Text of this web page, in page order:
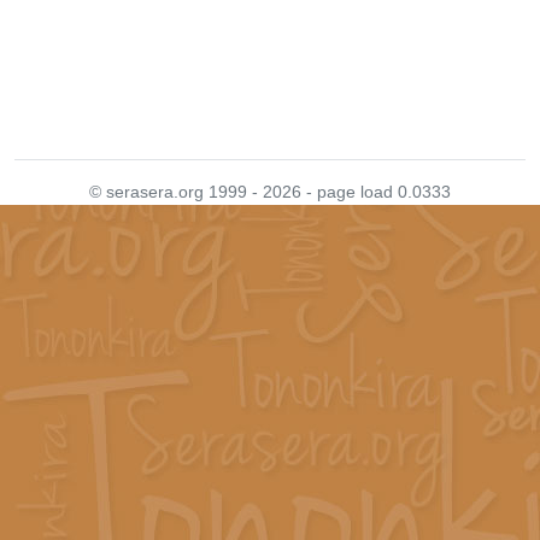
© serasera.org 1999 - 2026 - page load 0.0333